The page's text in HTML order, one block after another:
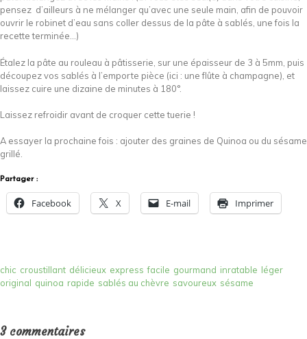
pensez d’ailleurs à ne mélanger qu’avec une seule main, afin de pouvoir
ouvrir le robinet d’eau sans coller dessus de la pâte à sablés, une fois la
recette terminée…)
Étalez la pâte au rouleau à pâtisserie, sur une épaisseur de 3 à 5mm, puis
découpez vos sablés à l’emporte pièce (ici : une flûte à champagne), et
laissez cuire une dizaine de minutes à 180°.
Laissez refroidir avant de croquer cette tuerie !
A essayer la prochaine fois : ajouter des graines de Quinoa ou du sésame
grillé.
Partager :
Facebook X E-mail Imprimer
chic croustillant délicieux express facile gourmand inratable léger
original quinoa rapide sablés au chèvre savoureux sésame
3 commentaires